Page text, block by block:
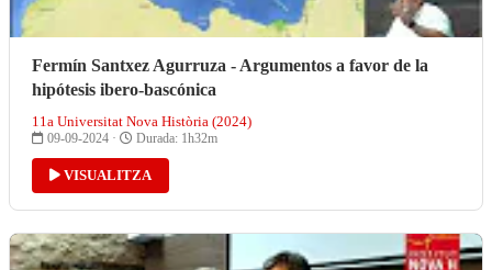
Fermín Santxez Agurruza - Argumentos a favor de la
hipótesis ibero-bascónica
11a Universitat Nova Història (2024)
09-09-2024 · Durada: 1h32m
VISUALITZA